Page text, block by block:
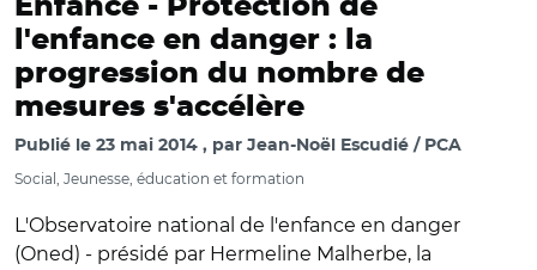
Enfance - Protection de
l'enfance en danger : la
progression du nombre de
mesures s'accélère
Publié le 23 mai 2014 par Jean-Noël Escudié / PCA
Social, Jeunesse, éducation et formation
L'Observatoire national de l'enfance en danger
(Oned) - présidé par Hermeline Malherbe, la